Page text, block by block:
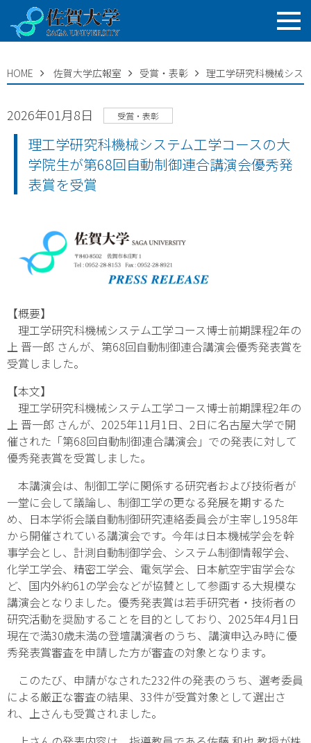
HOME 佐賀大学広報室 受賞・表彰 理工学研究科機械シス
2026年01月8日 受賞・表彰
理工学研究科機械システム工学コースの大
学院生が第68回自動制御連合講演会優秀発
表賞を受賞
【概要】
理工学研究科機械システム工学コース博士前期課程2年の
上 晋一郎 さんが、第68回自動制御連合講演会優秀発表賞を
受賞しました。
【本文】
理工学研究科機械システム工学コース博士前期課程2年の
上 晋一郎 さんが、2025年11月1日、2日に名古屋大学で開
催された「第68回自動制御連合講演会」での発表に対して
優秀発表賞を受賞しました。
本講演会は、制御工学に関係する研究者および技術者が
一堂に会して議論し、制御工学の更なる発展を期するた
め、日本学術会議自動制御研究連絡委員会が主宰し1958年
から開催されている講演会です。今年は日本機械学会を幹
事学会とし、計測自動制御学会、システム制御情報学会、
化学工学会、精密工学会、電気学会、日本航空宇宙学会な
ど、国内外約61の学会などが協賛として参画する大規模な
講演会となりました。優秀発表賞は若手研究者・技術者の
研究活動を奨励することを目的としており、2025年4月1日
現在で満30歳未満の登壇講演者のうち、講演申込み時に優
秀発表賞審査を申請した方が審査の対象となります。
このたび、申請がなされた232件の発表のうち、選考委員
による厳正な審査の結果、33件が受賞対象として選出さ
れ、上さんも受賞されました。